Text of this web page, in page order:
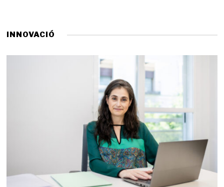
INNOVACIÓ